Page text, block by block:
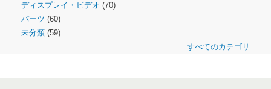
ディスプレイ・ビデオ (70)
パーツ (60)
未分類 (59)
すべてのカテゴリ